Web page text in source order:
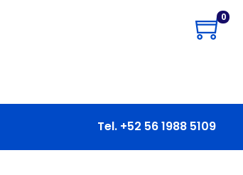
0
Tel. +52 56 1988 5109